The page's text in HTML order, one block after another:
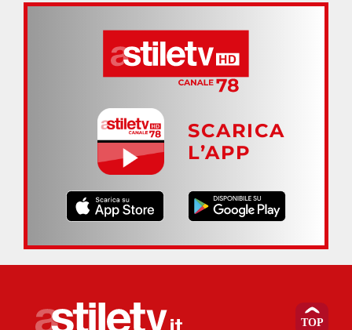
SCARICA
L’APP